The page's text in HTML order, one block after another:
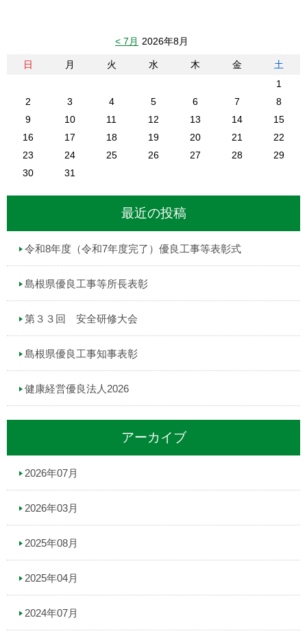
< 7月 2026年8月
日 月 火 水 木 金
土
1
2
3 4 5 6 7
8
9
10 11 12 13 14
15
16
17 18 19 20 21
22
23
24 25 26 27 28
29
30
31
最近の投稿
令和8年度（令和7年度完了）優良工事等表彰式
島根県優良工事等所長表彰
第３３回 安全研修大会
島根県優良工事知事表彰
健康経営優良法人2026
アーカイブ
2026年07月
2026年03月
2025年08月
2025年04月
2024年07月